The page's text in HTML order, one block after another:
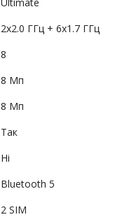
2x2.0 ГГц + 6x1.7 ГГц
8
8 Мп
8 Мп
Так
Ні
Bluetooth 5
2 SIM